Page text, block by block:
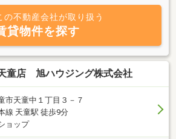
売店舗）に関するご相談もお気軽にご相談
人に親身にご対応致します！！当社は郡山
に位置します。是非一度ご来店下さい。ス
を心からお待ちしております。※近年は、
っておりますのでお気軽にご一報くださ
の不動産会社が取り扱う
貸物件を探す
童店 旭ハウジング株式会社
市天童中１丁目３－７
線 天童駅 徒歩9分
ョップ